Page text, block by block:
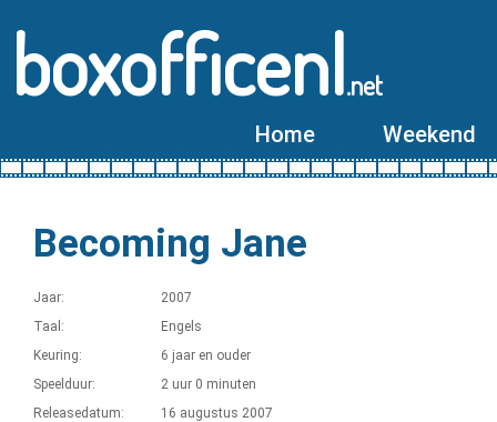
boxofficenl.net
Home Weekend
Becoming Jane
Jaar:
2007
Taal:
Engels
Keuring:
6 jaar en ouder
Speelduur:
2 uur 0 minuten
Releasedatum:
16 augustus 2007